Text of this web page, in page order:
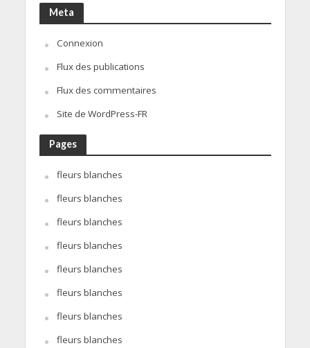
Meta
Connexion
Flux des publications
Flux des commentaires
Site de WordPress-FR
Pages
fleurs blanches
fleurs blanches
fleurs blanches
fleurs blanches
fleurs blanches
fleurs blanches
fleurs blanches
fleurs blanches